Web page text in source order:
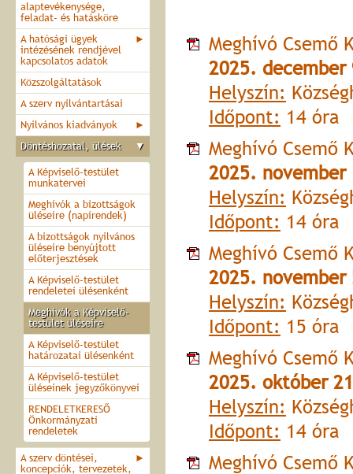
alaptevékenysége,
feladat- és hatásköre
►
A hatósági ügyek
intézésének rendjével
kapcsolatos adatok
Közszolgáltatások
A szerv nyilvántartásai
►
Nyilvános kiadványok
▼
Döntéshozatal, ülések
A Képviselő-testület
munkatervei
Meghívók a bizottságok
üléseire (napirendek)
A bizottságok nyilvános
üléseire benyújtott
előterjesztések
A Képviselő-testület
rendeletei ülésenként
Meghívók a Képviselő-
testület üléseire
A Képviselő-testület
határozatai ülésenként
A Képviselő-testület
üléseinek jegyzőkönyvei
RENDELETKERESŐ
Önkormányzati
rendeletek
►
A szerv döntései,
koncepciók, tervezetek,
Meghívó Csemő
2025. december
Helyszín:
Időpont: 14 óra
Meghívó Csemő
2025. november
Helyszín:
Időpont: 14 óra
Meghívó Csemő
2025. november
Helyszín:
Időpont: 15 óra
Meghívó Csemő
2025. október 21
Helyszín:
Időpont: 14 óra
Meghívó Csemő